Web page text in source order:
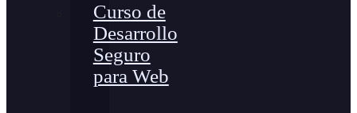
Curso de
Desarrollo
Seguro
para Web